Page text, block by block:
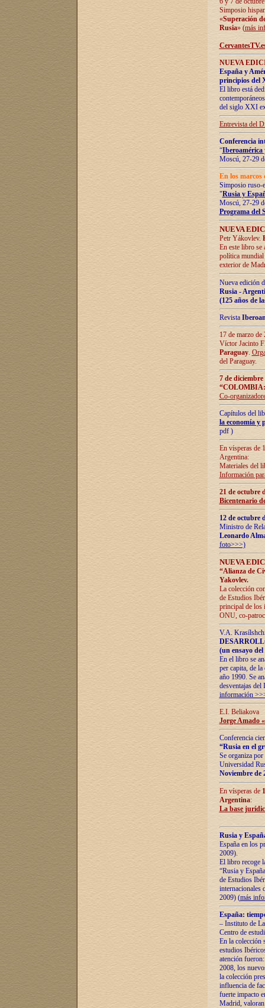
Simposio
«Superación
Rusia» (más
NUEVA
España y
principios del
El libro está
del siglo XXI
Entrevista del
Conferencia
“Iberoamérica
Moscú, 27-29
En los marcos
Simposio ruso-
"Rusia y
Moscú, 27-29
Programa del
NUEVA
Petr Yákovlev.
En este libro se
política mundial
exterior de
Nueva edición
Rusia -
(125 años de
Revista
17 de marzo
Víctor Jacinto
Paraguay.
del Paraguay.
7 de
Co-
Capítulos del
la economía y
pdf )
En vísperas de
Argentina:
Materiales del
Información
21 de octubre
Bicentenario
12 de octubre
Ministro de
Leonardo
foto>>>)
NUEVA
“Alianza de
Yakovlev.
La colección
de Estudios
principal de los
ONU, co-
V.A.
(un ensayo
En el libro se
per capita, de
año 1990. Se
desventajas
información
E.I. Beliakova
Jorge Amado
Conferencia
“Rusia en el
Se organiza
Universidad
Noviembre de
En vísperas de
Argentina:
La base
Rusia y
España en los
2009).
El libro recoge
“Rusia y
de Estudios
internacionales
2009) (más
España:
– Instituto de
Centro de
En la colección
estudios
atención
2008, los
la colección
influencia de
fuerte impacto
Madrid,